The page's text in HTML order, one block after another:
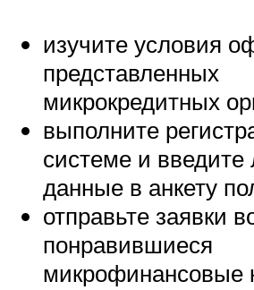
изучите условия
представленных
микрокредитных
выполните
системе и
данные в анкету
отправьте заявки
понравившиеся
микрофинансовые